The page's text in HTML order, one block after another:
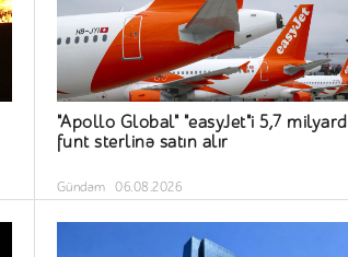
"Apollo Global" "easyJet"i 5,7 milyard
funt sterlinə satın alır
Gündəm 06.08.2026